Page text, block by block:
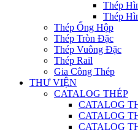
Thép
Thép
Thép Ống Hộp
Thép Tròn Đặc
Thép Vuông Đặc
Thép Rail
Gia Công Thép
THƯ VIỆN
CATALOG THÉP
CATALOG
CATALOG
CATALOG